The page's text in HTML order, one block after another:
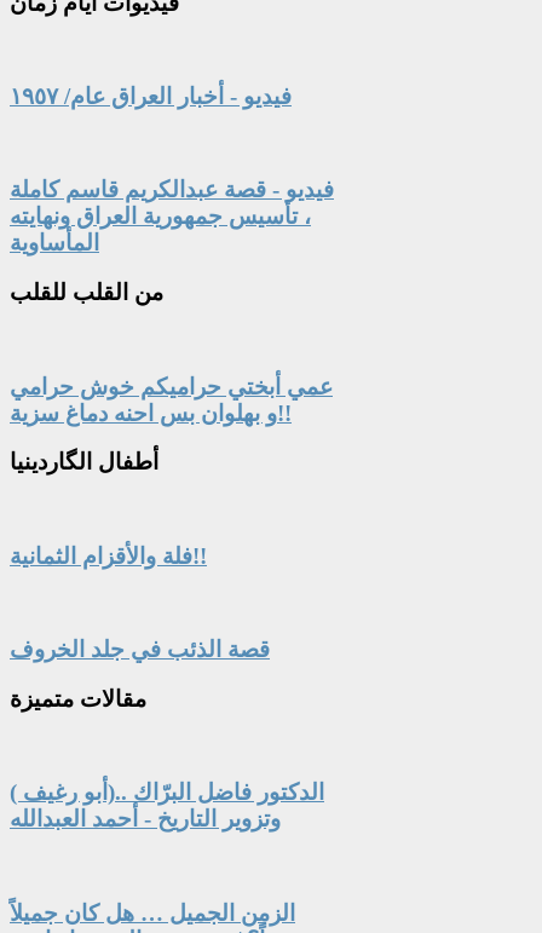
فيديو - أخبار العراق عام/ ١٩٥٧
فيديو - قصة عبدالكريم قاسم كاملة
، تأسيس جمهورية العراق ونهايته
المأساوية
من القلب للقلب
عمي أبختي حراميكم خوش حرامي
و بهلوان بس احنه دماغ سزية!!
أطفال الگاردينيا
فلة والأقزام الثمانية!!
قصة الذئب في جلد الخروف
مقالات متميزة
الدكتور فاضل البرّاك ..(أبو رغيف )
وتزوير التاريخ - أحمد العبدالله
الزمن الجميل … هل كان جميلاً